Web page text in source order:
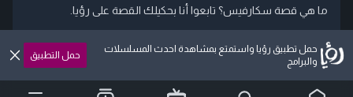
ما هي قصة سكارفيس؟ تابعوا أنا بحكيلك القصة على رؤيا.
حمل تطبيق رؤيا واستمتع بمشاهدة احدث المسلسلات
والبرامج
حمل التطبيق